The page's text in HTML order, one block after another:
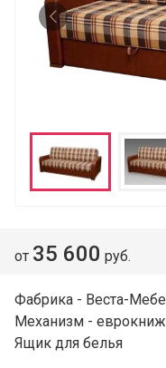
от 35 600 руб.
Фабрика - Веста-
Механизм -
Ящик для белья